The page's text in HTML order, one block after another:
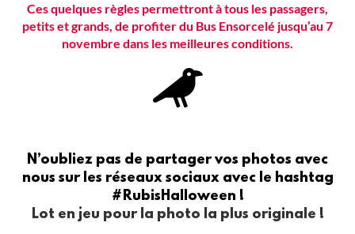
Ces quelques règles permettront à tous les passagers,
petits et grands, de profiter du Bus Ensorcelé jusqu’au 7
novembre dans les meilleures conditions.
N’oubliez pas de partager vos photos avec
nous sur les réseaux sociaux avec le hashtag
#RubisHalloween !
Lot en jeu pour la photo la plus originale !